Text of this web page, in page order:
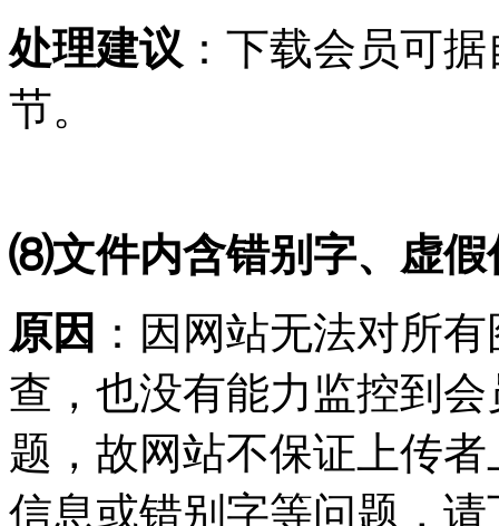
处理建议 ：下载会员可
节。
⑻文件内含错别字、虚假
原因 ：因网站无法对所
查，也没有能力监控到
题，故网站不保证上传
信息或错别字等问题，